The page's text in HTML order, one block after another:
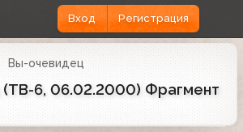
Вход Регистрация
Вы-очевидец
6, 06.02.2000) Фрагмент